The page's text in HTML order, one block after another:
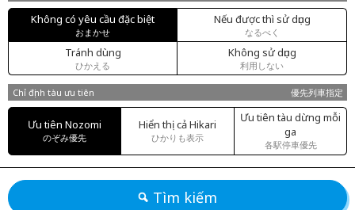
Không có yêu cầu đặc biệt
おまかせ
Nếu được thì sử dụng
なるべく
Tránh dùng
ひかえる
Không sử dụng
利用しない
Chỉ định tàu ưu tiên 優先列車指定
Ưu tiên Nozomi
のぞみ優先
Hiển thị cả Hikari
ひかりも表示
Ưu tiên tàu dừng mỗi
ga
各駅停車優先
Tìm kiếm